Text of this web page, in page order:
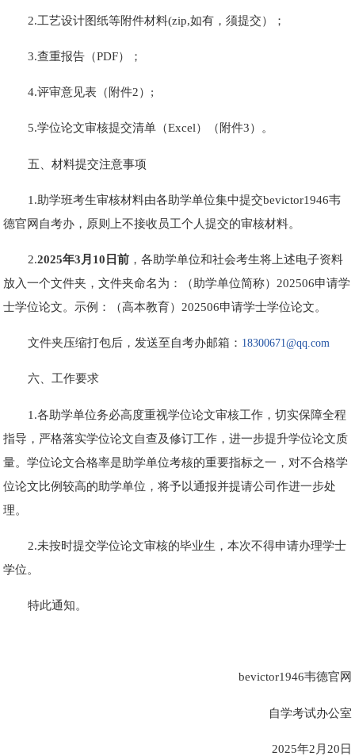
2.工艺设计图纸等附件材料(zip,如有，须提交）；
3.查重报告（PDF）；
4.评审意见表（附件2）;
5.学位论文审核提交清单（Excel）（附件3）。
五、材料提交注意事项
1.助学班考生审核材料由各助学单位集中提交bevictor1946韦
德官网自考办，原则上不接收员工个人提交的审核材料。
2.2025年3 月10 日前，各助学单位和社会考生将上述电子资料
放入一个文件夹，文件夹命名为：（助学单位简称）202506申请学
士学位论文。示例：（高本教育）202506申请学士学位论文。
文件夹压缩打包后，发送至自考办邮箱： 18300671@qq.com
六、工作要求
1.各助学单位务必高度重视学位论文审核工作，切实保障全程
指导，严格落实学位论文自查及修订工作，进一步提升学位论文质
量。学位论文合格率是助学单位考核的重要指标之一，对不合格学
位论文比例较高的助学单位，将予以通报并提请公司作进一步处
理。
2.未按时提交学位论文审核的毕业生，本次不得申请办理学士
学位。
特此通知。
bevictor1946韦德官网
自学考试办公室
2025年2月20日